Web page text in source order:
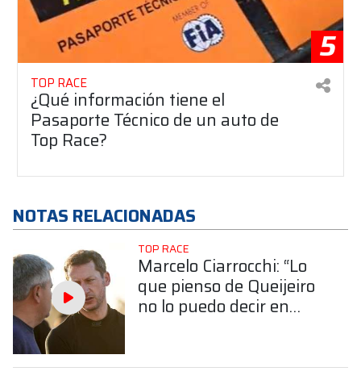
5
TOP RACE
¿Qué información tiene el
Pasaporte Técnico de un auto de
Top Race?
NOTAS RELACIONADAS
TOP RACE
Marcelo Ciarrocchi: “Lo
que pienso de Queijeiro
no lo puedo decir en